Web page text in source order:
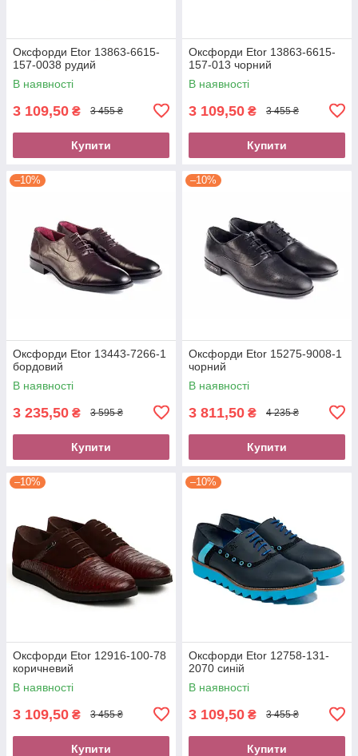
Оксфорди Etor 13863-6615-
157-0038 рудий
В наявності
3 109,50 ₴ 3 455 ₴
Купити
Оксфорди Etor 13863-6615-
157-013 чорний
В наявності
3 109,50 ₴ 3 455 ₴
Купити
–10%
Оксфорди Etor 13443-7266-1
бордовий
В наявності
3 235,50 ₴ 3 595 ₴
Купити
–10%
Оксфорди Etor 15275-9008-1
чорний
В наявності
3 811,50 ₴ 4 235 ₴
Купити
–10%
Оксфорди Etor 12916-100-78
коричневий
В наявності
3 109,50 ₴ 3 455 ₴
Купити
–10%
Оксфорди Etor 12758-131-
2070 синій
В наявності
3 109,50 ₴ 3 455 ₴
Купити